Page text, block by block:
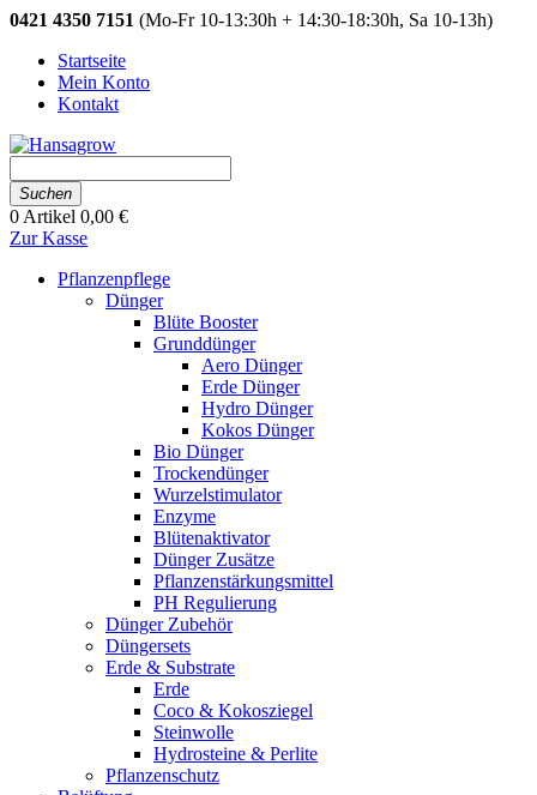
0421 4350 7151 (Mo-Fr 10-13:30h + 14:30-18:30h, Sa 10-13h)
Startseite
Mein Konto
Kontakt
Suchen
0 Artikel 0,00 €
Zur Kasse
Pflanzenpflege
Dünger
Blüte Booster
Grunddünger
Aero Dünger
Erde Dünger
Hydro Dünger
Kokos Dünger
Bio Dünger
Trockendünger
Wurzelstimulator
Enzyme
Blütenaktivator
Dünger Zusätze
Pflanzenstärkungsmittel
PH Regulierung
Dünger Zubehör
Düngersets
Erde & Substrate
Erde
Coco & Kokosziegel
Steinwolle
Hydrosteine & Perlite
Pflanzenschutz